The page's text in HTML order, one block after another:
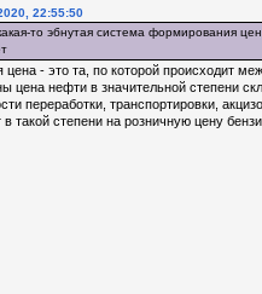
22:55:50
то эбнутая система формирования
- это та, по которой происходит
цена нефти в значительной степени
переработки, транспортировки,
такой степени на розничную цену